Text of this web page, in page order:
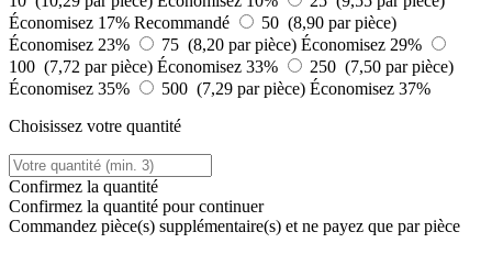
Économisez 17% Recommandé
50 (8,90 par pièce)
Économisez 23%
75 (8,20 par pièce) Économisez 29%
100 (7,72 par pièce) Économisez 33%
250 (7,50 par pièce)
Économisez 35%
500 (7,29 par pièce) Économisez 37%
Choisissez votre quantité
Confirmez la quantité
Confirmez la quantité pour continuer
Commandez pièce(s) supplémentaire(s) et ne payez que par pièce